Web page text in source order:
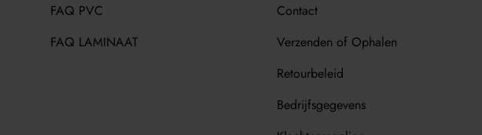
FAQ PVC
FAQ LAMINAAT
Contact
Verzenden of Ophalen
Retourbeleid
Bedrijfsgegevens